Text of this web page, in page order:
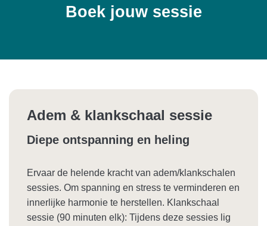
Boek jouw sessie
Adem & klankschaal sessie
Diepe ontspanning en heling
Ervaar de helende kracht van adem/klankschalen
sessies. Om spanning en stress te verminderen en
innerlijke harmonie te herstellen. Klankschaal
sessie (90 minuten elk): Tijdens deze sessies lig